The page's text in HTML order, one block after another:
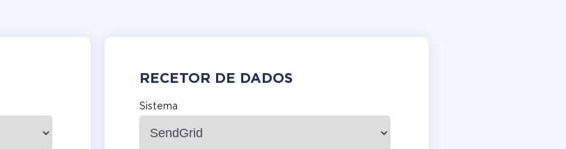
RECETOR DE DADOS
Sistema